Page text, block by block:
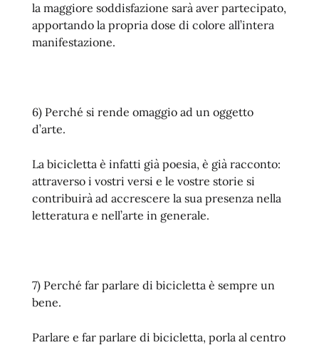
la maggiore soddisfazione sarà aver partecipato,
apportando la propria dose di colore all’intera
manifestazione.
6) Perché si rende omaggio ad un oggetto
d’arte.
La bicicletta è infatti già poesia, è già racconto:
attraverso i vostri versi e le vostre storie si
contribuirà ad accrescere la sua presenza nella
letteratura e nell’arte in generale.
7) Perché far parlare di bicicletta è sempre un
bene.
Parlare e far parlare di bicicletta, porla al centro